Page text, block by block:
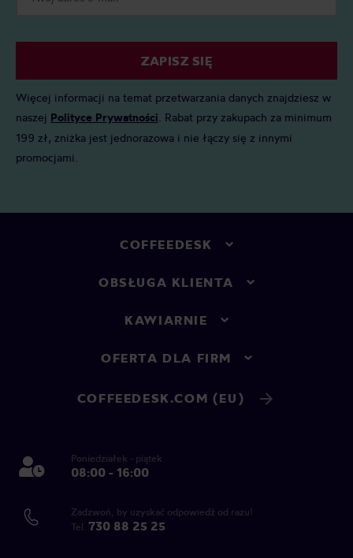
ZAPISZ SIĘ
Więcej informacji na temat przetwarzania danych znajdziesz w
naszej Polityce Prywatności . Rabat przy zakupach za minimum
199 zł, zniżka jest jednorazowa i nie łączy się z innymi
promocjami.
COFFEEDESK
OBSŁUGA KLIENTA
KAWIARNIE
OFERTA DLA FIRM
COFFEEDESK.COM (EU)
Poniedziałek - piątek
08:00 - 16:00
Zadzwoń, by uzyskać odpowiedź od razu!
Tel. 730 88 25 25